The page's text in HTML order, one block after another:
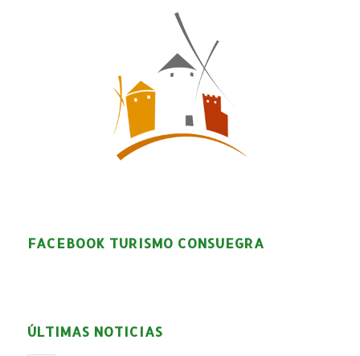
FACEBOOK TURISMO CONSUEGRA
ÚLTIMAS NOTICIAS